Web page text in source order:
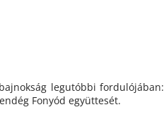
legutóbbi fordulójában:
Fonyód együttesét.